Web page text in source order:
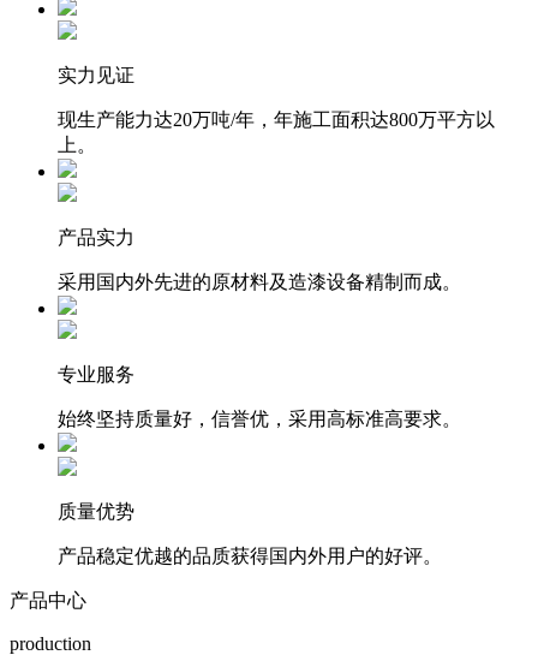
实力见证
现生产能力达20万吨/年，年施工面积达800万平方以
上。
产品实力
采用国内外先进的原材料及造漆设备精制而成。
专业服务
始终坚持质量好，信誉优，采用高标准高要求。
质量优势
产品稳定优越的品质获得国内外用户的好评。
产品中心
production